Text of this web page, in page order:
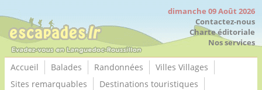
dimanche 09 Août 2026
Contactez-nous
Charte éditoriale
Nos services
Accueil Balades Randonnées
Villes Villages
Sites remarquables
Destinations touristiques